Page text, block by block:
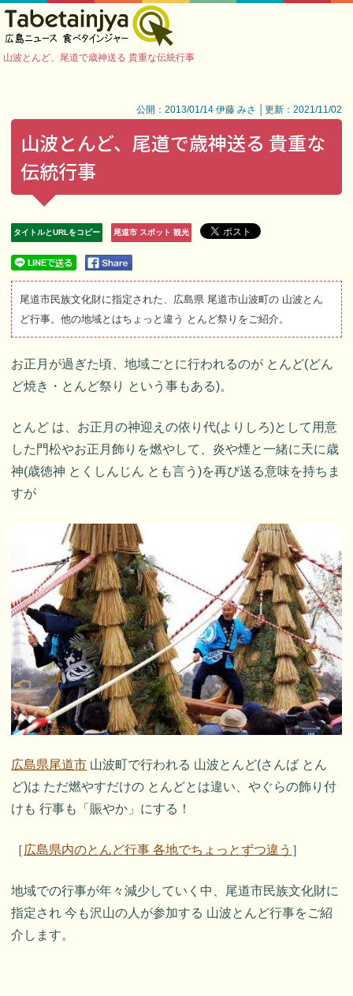
山波とんど、尾道で歳神送る 貴重な伝統行事
公開：2013/01/14 伊藤 みさ │更新：2021/11/02
山波とんど、尾道で歳神送る 貴重な
伝統行事
タイトルとURLをコピー 尾道市 スポット 観光
尾道市民族文化財に指定された、広島県 尾道市山波町の 山波とん
ど行事。他の地域とはちょっと違う とんど祭りをご紹介。
お正月が過ぎた頃、地域ごとに行われるのが とんど(どん
ど焼き・とんど祭り という事もある)。
とんど は、お正月の神迎えの依り代(よりしろ)として用意
した門松やお正月飾りを燃やして、炎や煙と一緒に天に歳
神(歳徳神 とくしんじん とも言う)を再び送る意味を持ちま
すが
広島県尾道市 山波町で行われる 山波とんど(さんば とん
ど)は ただ燃やすだけの とんどとは違い、やぐらの飾り付
けも 行事も「賑やか」にする！
［ 広島県内のとんど行事 各地でちょっとずつ違う ］
地域での行事が年々減少していく中、尾道市民族文化財に
指定され 今も沢山の人が参加する 山波とんど行事をご紹
介します。